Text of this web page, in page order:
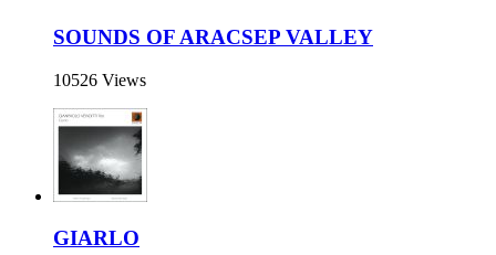
SOUNDS OF ARACSEP VALLEY
10526 Views
GIARLO